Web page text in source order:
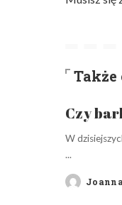
Także
Czy
W
...
Posted